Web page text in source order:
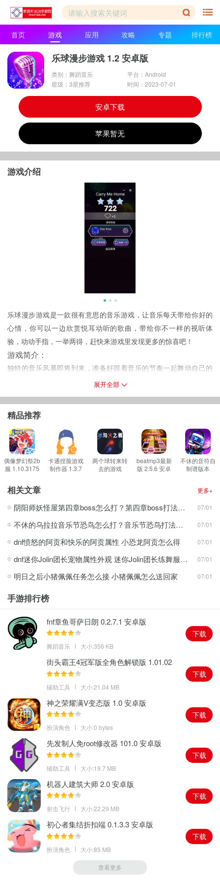
首页 游戏 应用 攻略 专题 排行榜
乐球漫步游戏 1.2 安卓版
类别：舞蹈音乐
平台：Android
星级：3星推荐
时间：2023-07-01
安卓下载
苹果暂无
游戏介绍
乐球漫步游戏是一款很有意思的音乐游戏，让音乐每天带给你好的
心情，你可以一边欣赏悦耳动听的歌曲，带给你不一样的视听体
验，动动手指，一举两得，赶快来游戏里发现更多的惊喜吧！
游戏简介：
独特的音乐风暴即将到来，准备好跟着音乐的节奏一起舞动自己的
身体，让世界变得欢乐起来，每一个音乐带给人的体验都截然不
游戏特点：
1.内置庞大的音乐库，各种潮流金曲，热门歌曲，为你带来不一样的
听觉盛宴，享受高品质的音乐魅力。
2.游戏关卡多样，玩法也有多种选择，不同的关卡带来不一样的惊喜
奖励，玩的越多，奖励越丰盛。
3.操作简单，只要根据前奏猜出歌名，就能获得奖励，轻松自在，尽
情享受游戏乐趣。
1.最新最火的音乐歌曲，让你在听歌的时候掌握最新的时尚潮流风
尚，做一个优秀的帅气阳光少年。
2.支持多种玩法模式，玩家可以与好友对战，也可以在游戏里匹配其
他玩家，享受竞争的乐趣。
到不一样的崭新感觉，老少皆宜，全民参与。
展开全部
精品推荐
偶像梦幻祭2b
服 1.10.3175
卡通捏脸游戏
制作器 1.3.7
两个球转来转
去的游戏
beatmp3最新
版 2.5.6 安卓
不休的音符自
制谱版本
相关文章 更多+
阴阳师妖怪屋第四章boss怎么打？第四章boss打法技巧 07/01
不休的乌拉拉音乐节恐鸟怎么打？音乐节恐鸟打法思路 07/01
dnf愤怒的阿贡和快乐的阿贡属性 小恐龙阿贡怎么得 07/01
dnf迷你Jolin团长宠物属性外观 迷你Jolin团长练舞服装扮介绍 07/01
明日之后小猪佩佩任务怎么接 小猪佩佩怎么送回家 07/01
手游排行榜
fnf章鱼哥萨日朗 0.2.7.1 安卓版
舞蹈音乐 大小:356 KB
下载
街头霸王4冠军版全角色解锁版 1.01.02
安卓版
辅助工具 大小:21.04 MB
下载
神之荣耀满V变态版 1.0 安卓版
扮演角色 大小:0 bytes
下载
先发制人免root修改器 101.0 安卓版
辅助工具 大小:19.7 MB
下载
机器人建筑大师 2.0 安卓版
射击飞行 大小:22.29 MB
下载
初心者集结折扣端 0.1.3.3 安卓版
扮演角色 大小:85 MB
下载
查看更多